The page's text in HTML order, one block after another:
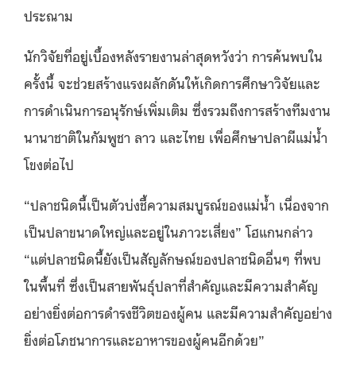
ประณาม
นักวิจัยที่อยู่เบื้องหลังรายงานล่าสุดหวังว่า การค้นพบใน
ครั้งนี้ จะช่วยสร้างแรงผลักดันให้เกิดการศึกษาวิจัยและ
การดำเนินการอนุรักษ์เพิ่มเติม ซึ่งรวมถึงการสร้างทีมงาน
นานาชาติในกัมพูชา ลาว และไทย เพื่อศึกษาปลาผีแม่น้ำ
โขงต่อไป
“ปลาชนิดนี้เป็นตัวบ่งชี้ความสมบูรณ์ของแม่น้ำ เนื่องจาก
เป็นปลาขนาดใหญ่และอยู่ในภาวะเสี่ยง” โฮแกนกล่าว
“แต่ปลาชนิดนี้ยังเป็นสัญลักษณ์ของปลาชนิดอื่นๆ ที่พบ
ในพื้นที่ ซึ่งเป็นสายพันธุ์ปลาที่สำคัญและมีความสำคัญ
อย่างยิ่งต่อการดำรงชีวิตของผู้คน และมีความสำคัญอย่าง
ยิ่งต่อโภชนาการและอาหารของผู้คนอีกด้วย”